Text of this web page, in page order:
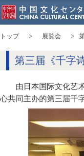
トップ 展覧会
第三届《千字
由日本国际文化艺
心共同主办的第三届千